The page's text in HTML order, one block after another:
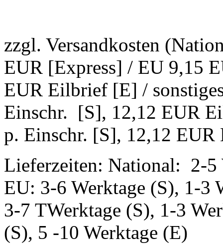
zzgl. Versandkosten
EUR [Express] / EU 9,15
EUR Eilbrief [E] /
Einschr. [S], 12,12 EUR
p. Einschr. [S], 12,12
Lieferzeiten: National: 2-5
EU: 3-6 Werktage (S), 1-3
3-7 TWerktage (S), 1-3
(S), 5 -10 Werktage (E)